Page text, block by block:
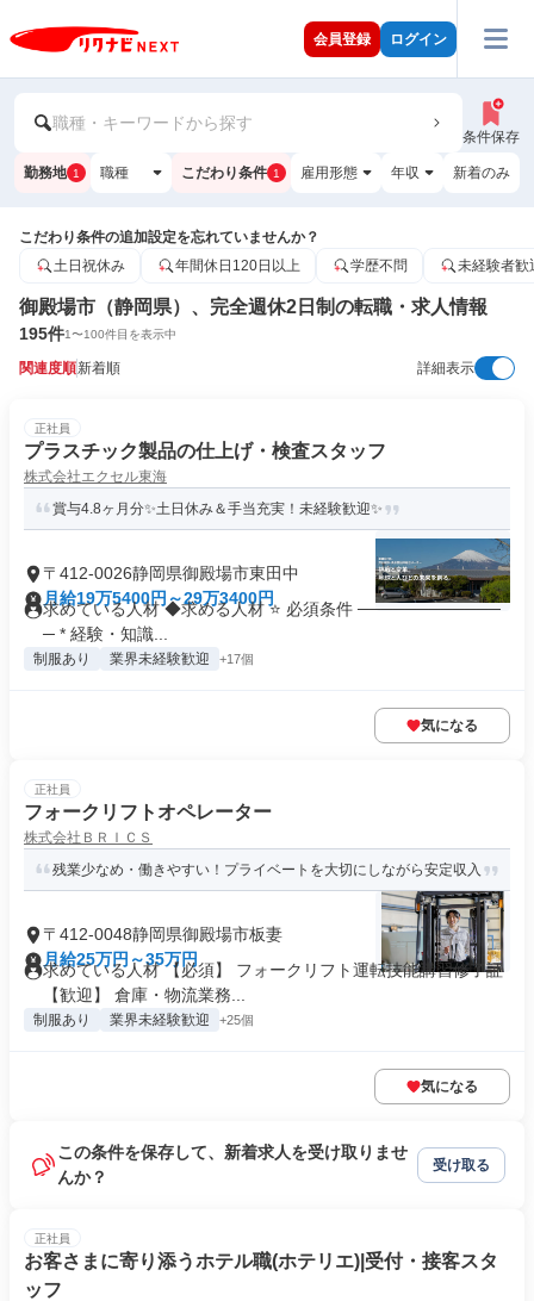
会員登録 ログイン
職種・キーワードから探す
条件保存
勤務地 1 職種 こだわり条件 1 雇用形態 年収 新着のみ
こだわり条件の追加設定を忘れていませんか？
土日祝休み
年間休日120日以上 学歴不問 未経験者歓
御殿場市（静岡県）、完全週休2日制の転職・求人情報
195件1〜100件目を表示中
関連度順新着順 詳細表示
正社員
プラスチック製品の仕上げ・検査スタッフ
株式会社エクセル東海
賞与4.8ヶ月分✨土日休み＆手当充実！未経験歓迎✨
〒412-0026静岡県御殿場市東田中
月給19万5400円～29万3400円
求めている人材 ◆求める人材 ⭐ 必須条件 ────────────
─ * 経験・知識...
制服あり 業界未経験歓迎 +17個
気になる
正社員
フォークリフトオペレーター
株式会社ＢＲＩＣＳ
残業少なめ・働きやすい！プライベートを大切にしながら安定収入
〒412-0048静岡県御殿場市板妻
月給25万円～35万円
求めている人材 【必須】 フォークリフト運転技能講習修了証
【歓迎】 倉庫・物流業務...
制服あり 業界未経験歓迎 +25個
気になる
この条件を保存して、新着求人を受け取りませ
んか？
受け取る
正社員
お客さまに寄り添うホテル職(ホテリエ)|受付・接客スタ
ッフ